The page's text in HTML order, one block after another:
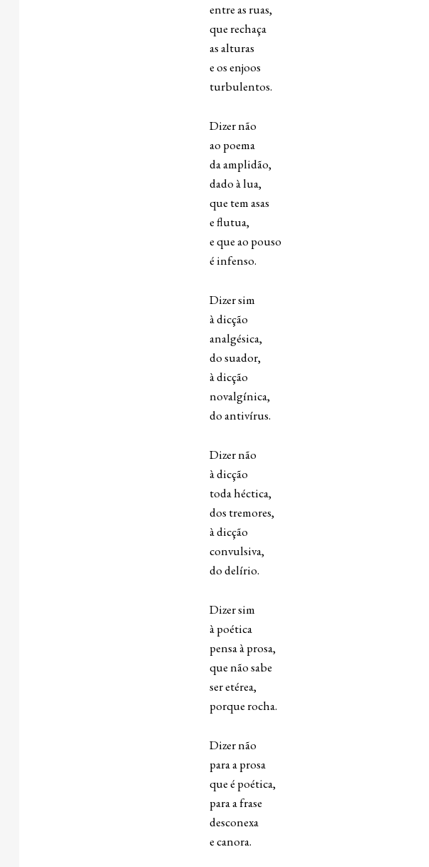
entre as ruas,
que rechaça
as alturas
e os enjoos
turbulentos.
Dizer não
ao poema
da amplidão,
dado à lua,
que tem asas
e flutua,
e que ao pouso
é infenso.
Dizer sim
à dicção
analgésica,
do suador,
à dicção
novalgínica,
do antivírus.
Dizer não
à dicção
toda héctica,
dos tremores,
à dicção
convulsiva,
do delírio.
Dizer sim
à poética
pensa à prosa,
que não sabe
ser etérea,
porque rocha.
Dizer não
para a prosa
que é poética,
para a frase
desconexa
e canora.